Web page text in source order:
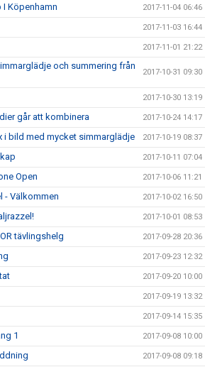
Köpenhamn 2017-11-04 06:46
2017-11-03 16:44
2017-11-01 21:22
och summering från
2017-10-31 09:30
2017-10-30 13:19
går att kombinera 2017-10-24 14:17
i bild med mycket simmarglädje 2017-10-19 08:37
2017-10-11 07:04
Open 2017-10-06 11:21
- Välkommen 2017-10-02 16:50
2017-10-01 08:53
tävlingshelg 2017-09-28 20:36
2017-09-23 12:32
2017-09-20 10:00
2017-09-19 13:32
2017-09-14 15:35
1 2017-09-08 10:00
2017-09-08 09:18